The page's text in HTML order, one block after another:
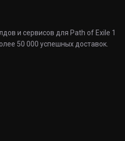
и сервисов для Path of Exile 1
50 000 успешных доставок.